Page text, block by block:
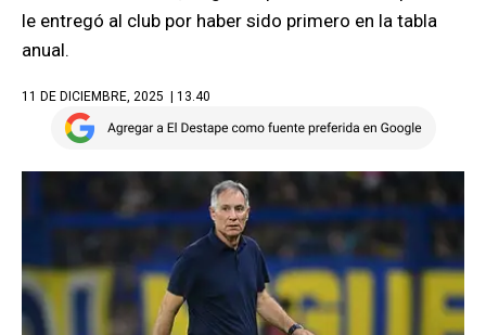
le entregó al club por haber sido primero en la tabla
anual.
11 DE DICIEMBRE, 2025 | 13.40